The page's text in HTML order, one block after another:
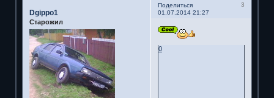
Поделиться
3
01.07.2014 21:27
Dgippo1
Старожил
0